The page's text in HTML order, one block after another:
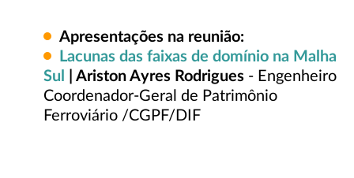
Apresentações na reunião:
Lacunas das faixas de domínio na Malha
Sul
| Ariston Ayres Rodrigues - Engenheiro
Coordenador-Geral de Patrimônio
Ferroviário /CGPF/DIF